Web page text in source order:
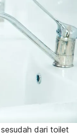
dari toilet